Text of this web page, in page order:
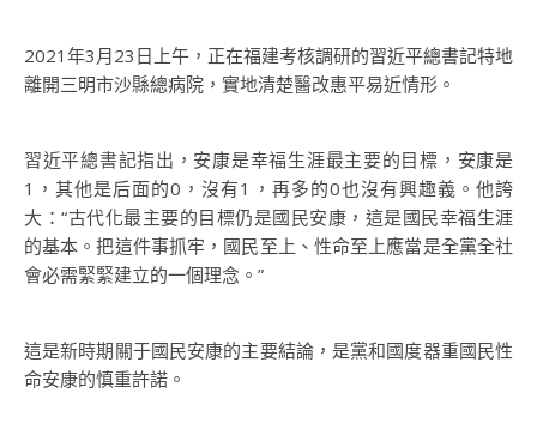
2021年3月23日上午，正在福建考核調研的習近平總書記特地
離開三明市沙縣總病院，實地清楚醫改惠平易近情形。
習近平總書記指出，安康是幸福生涯最主要的目標，安康是
1，其他是后面的0，沒有1，再多的0也沒有興趣義。他誇
大：“古代化最主要的目標仍是國民安康，這是國民幸福生涯
的基本。把這件事抓牢，國民至上、性命至上應當是全黨全社
會必需緊緊建立的一個理念。”
這是新時期關于國民安康的主要結論，是黨和國度器重國民性
命安康的慎重許諾。